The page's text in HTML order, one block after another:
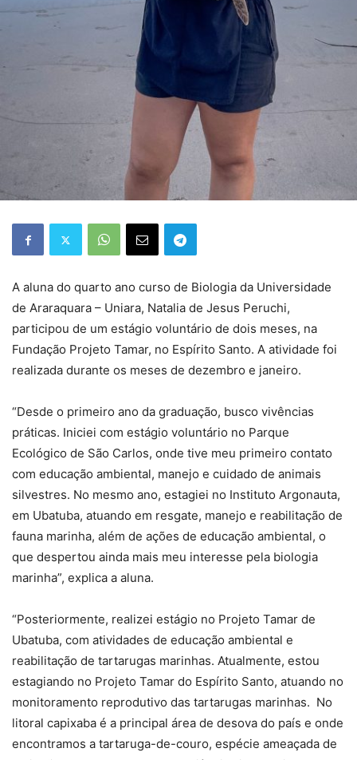
A aluna do quarto ano curso de Biologia da Universidade
de Araraquara – Uniara, Natalia de Jesus Peruchi,
participou de um estágio voluntário de dois meses, na
Fundação Projeto Tamar, no Espírito Santo. A atividade foi
realizada durante os meses de dezembro e janeiro.
“Desde o primeiro ano da graduação, busco vivências
práticas. Iniciei com estágio voluntário no Parque
Ecológico de São Carlos, onde tive meu primeiro contato
com educação ambiental, manejo e cuidado de animais
silvestres. No mesmo ano, estagiei no Instituto Argonauta,
em Ubatuba, atuando em resgate, manejo e reabilitação de
fauna marinha, além de ações de educação ambiental, o
que despertou ainda mais meu interesse pela biologia
marinha”, explica a aluna.
“Posteriormente, realizei estágio no Projeto Tamar de
Ubatuba, com atividades de educação ambiental e
reabilitação de tartarugas marinhas. Atualmente, estou
estagiando no Projeto Tamar do Espírito Santo, atuando no
monitoramento reprodutivo das tartarugas marinhas. No
litoral capixaba é a principal área de desova do país e onde
encontramos a tartaruga-de-couro, espécie ameaçada de